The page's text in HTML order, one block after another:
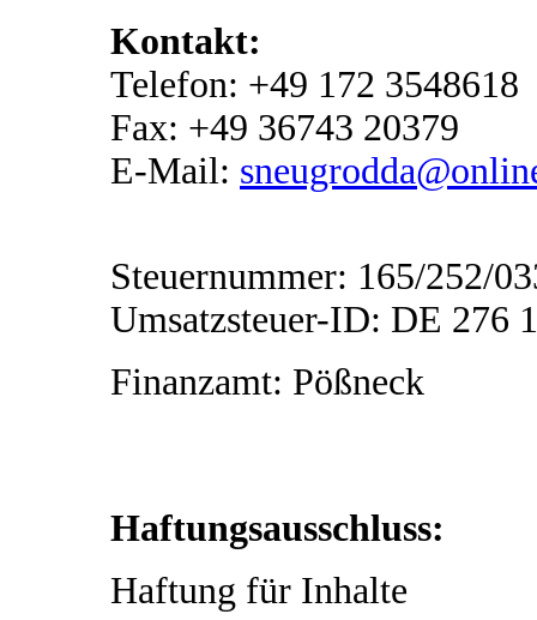
Kontakt:
Telefon: +49 172 3548618
Fax: +49 36743 20379
E-Mail:
Steuernummer: 165/252/
Umsatzsteuer-ID: DE 276
Finanzamt: Pößneck
Haftungsausschluss:
Haftung für Inhalte